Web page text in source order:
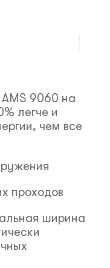
9060 на
легче и
чем все
проходов
ширина